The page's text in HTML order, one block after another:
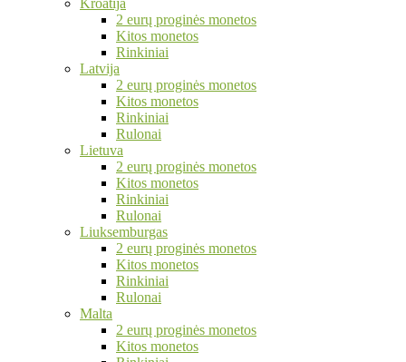
Kroatija
2 eurų proginės monetos
Kitos monetos
Rinkiniai
Latvija
2 eurų proginės monetos
Kitos monetos
Rinkiniai
Rulonai
Lietuva
2 eurų proginės monetos
Kitos monetos
Rinkiniai
Rulonai
Liuksemburgas
2 eurų proginės monetos
Kitos monetos
Rinkiniai
Rulonai
Malta
2 eurų proginės monetos
Kitos monetos